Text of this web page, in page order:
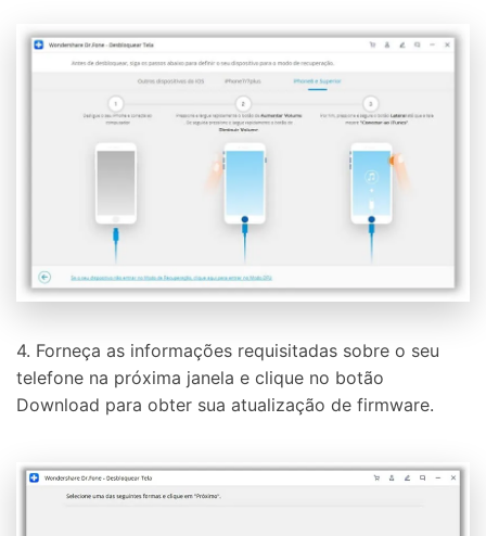
4. Forneça as informações requisitadas sobre o seu
telefone na próxima janela e clique no botão
Download para obter sua atualização de firmware.